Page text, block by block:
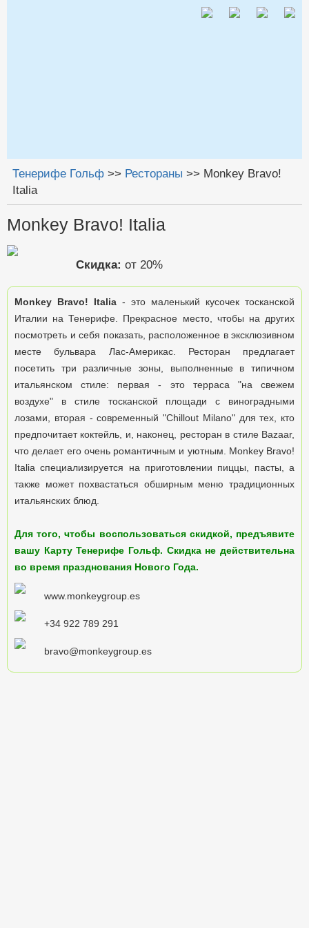
Вы здесь
Тенерифе Гольф >> Рестораны >> Monkey Bravo!
Italia
Monkey Bravo! Italia
Скидка: от 20%
Monkey Bravo! Italia - это маленький кусочек тосканской
Италии на Тенерифе. Прекрасное место, чтобы на других
посмотреть и себя показать, расположенное в эксклюзивном
месте бульвара Лас-Америкас. Ресторан предлагает
посетить три различные зоны, выполненные в типичном
итальянском стиле: первая - это терраса "на свежем
воздухе" в стиле тосканской площади с виноградными
лозами, вторая - современный "Chillout Milano" для тех, кто
предпочитает коктейль, и, наконец, ресторан в стиле Bazaar,
что делает его очень романтичным и уютным. Monkey Bravo!
Italia специализируется на приготовлении пиццы, пасты, а
также может похвастаться обширным меню традиционных
итальянских блюд.
Для того, чтобы воспользоваться скидкой, предъявите
вашу Карту Тенерифе Гольф. Скидка не действительна
во время празднования Нового Года.
www.monkeygroup.es
+34 922 789 291
bravo@monkeygroup.es